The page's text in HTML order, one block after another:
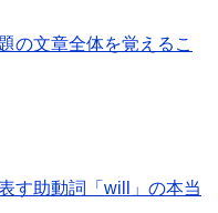
の文章全体を覚えるこ
す助動詞「will」の本当